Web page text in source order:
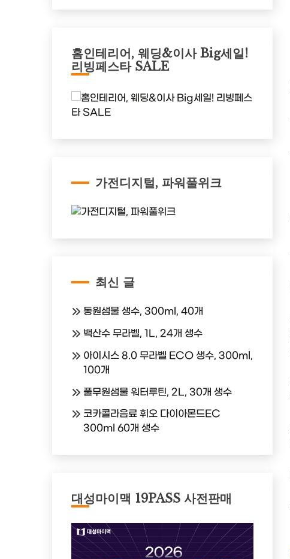
홈인테리어, 웨딩&이사 Big세일!
리빙페스타 SALE
가전디지털, 파워풀위크
최신 글
동원샘물 생수, 300ml, 40개
백산수 무라벨, 1L, 24개 생수
아이시스 8.0 무라벨 ECO 생수, 300ml,
100개
풀무원샘물 워터루틴, 2L, 30개 생수
코카콜라음료 휘오 다이아몬드EC
300ml 60개 생수
대성마이맥 19PASS 사전판매